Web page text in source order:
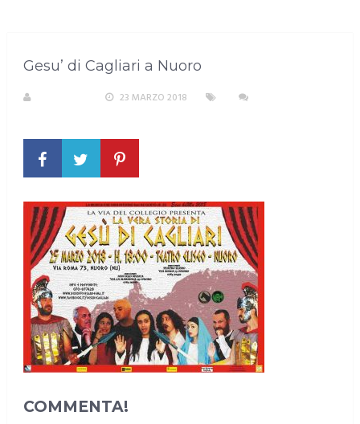
Gesu’ di Cagliari a Nuoro
23 MARZO 2018
COMMENTA!